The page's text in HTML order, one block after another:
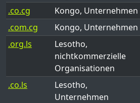
.co.cg Kongo, Unternehmen
.com.cg
Kongo, Unternehmen
.org.ls
Lesotho,
nichtkommerzielle
Organisationen
.co.ls
Lesotho,
Unternehmen